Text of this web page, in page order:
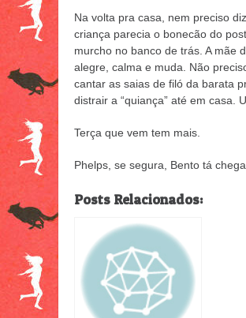
Na volta pra casa, nem preciso
criança parecia o bonecão do
murcho no banco de trás. A mãe
alegre, calma e muda. Não
cantar as saias de filó da barata
distrair a “quiança” até em casa.
Terça que vem tem mais.
Phelps, se segura, Bento tá
Posts Relacionados: